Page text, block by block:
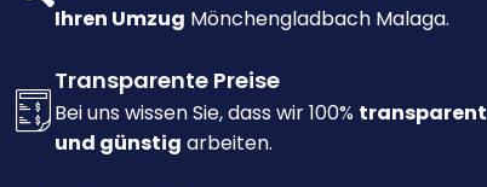
Ihren Umzug Mönchengladbach Malaga.
Transparente Preise
Bei uns wissen Sie, dass wir 100% transparent
und günstig arbeiten.